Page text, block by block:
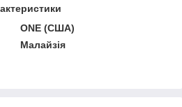
ONE (США)
Малайзія